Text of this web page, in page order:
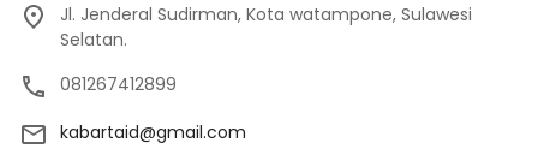
Jl. Jenderal Sudirman, Kota watampone, Sulawesi
Selatan.
081267412899
kabartaid@gmail.com